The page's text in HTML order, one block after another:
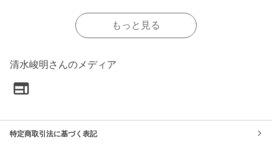
もっと見る
清水峻明さんのメディア
特定商取引法に基づく表記